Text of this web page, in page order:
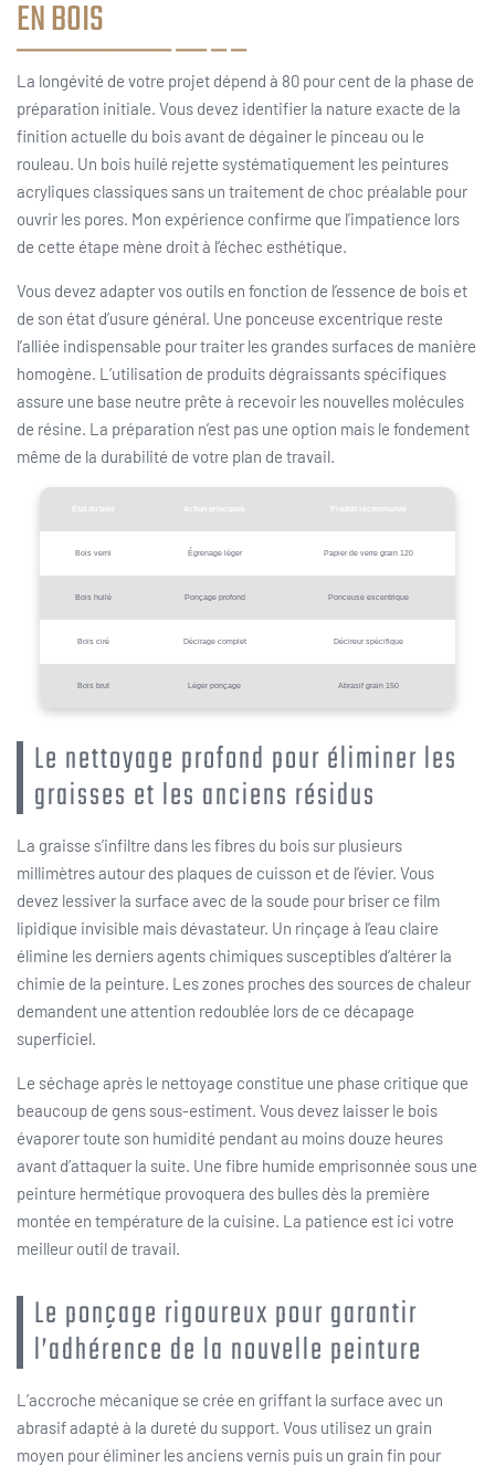
EN BOIS
La longévité de votre projet dépend à 80 pour cent de la phase de
préparation initiale. Vous devez identifier la nature exacte de la
finition actuelle du bois avant de dégainer le pinceau ou le
rouleau. Un bois huilé rejette systématiquement les peintures
acryliques classiques sans un traitement de choc préalable pour
ouvrir les pores. Mon expérience confirme que l’impatience lors
de cette étape mène droit à l’échec esthétique.
Vous devez adapter vos outils en fonction de l’essence de bois et
de son état d’usure général. Une ponceuse excentrique reste
l’alliée indispensable pour traiter les grandes surfaces de manière
homogène. L’utilisation de produits dégraissants spécifiques
assure une base neutre prête à recevoir les nouvelles molécules
de résine. La préparation n’est pas une option mais le fondement
même de la durabilité de votre plan de travail.
État du bois Action principale Produit recommandé
Bois verni Égrenage léger Papier de verre grain 120
Bois huilé Ponçage profond Ponceuse excentrique
Bois ciré Décirage complet Décireur spécifique
Bois brut Léger ponçage Abrasif grain 150
Le nettoyage profond pour éliminer les
graisses et les anciens résidus
La graisse s’infiltre dans les fibres du bois sur plusieurs
millimètres autour des plaques de cuisson et de l’évier. Vous
devez lessiver la surface avec de la soude pour briser ce film
lipidique invisible mais dévastateur. Un rinçage à l’eau claire
élimine les derniers agents chimiques susceptibles d’altérer la
chimie de la peinture. Les zones proches des sources de chaleur
demandent une attention redoublée lors de ce décapage
superficiel.
Le séchage après le nettoyage constitue une phase critique que
beaucoup de gens sous-estiment. Vous devez laisser le bois
évaporer toute son humidité pendant au moins douze heures
avant d’attaquer la suite. Une fibre humide emprisonnée sous une
peinture hermétique provoquera des bulles dès la première
montée en température de la cuisine. La patience est ici votre
meilleur outil de travail.
Le ponçage rigoureux pour garantir
l’adhérence de la nouvelle peinture
L’accroche mécanique se crée en griffant la surface avec un
abrasif adapté à la dureté du support. Vous utilisez un grain
moyen pour éliminer les anciens vernis puis un grain fin pour